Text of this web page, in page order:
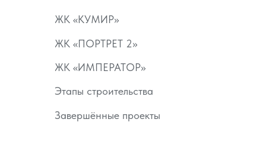
Завершённые проекты
Этапы строительства
ЖК «КУМИР»
ЖК «ПОРТРЕТ 2»
ЖК «ИМПЕРАТОР»